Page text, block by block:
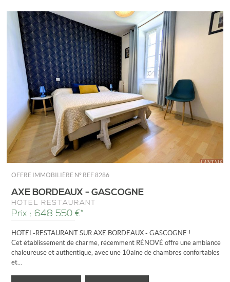
OFFRE IMMOBILIÈRE N° REF 8286
AXE BORDEAUX - GASCOGNE
HÔTEL RESTAURANT
Prix : 648 550 €*
HOTEL-RESTAURANT SUR AXE BORDEAUX - GASCOGNE !
Cet établissement de charme, récemment RÉNOVÉ offre une ambiance
chaleureuse et authentique, avec une 10aine de chambres confortables
et...